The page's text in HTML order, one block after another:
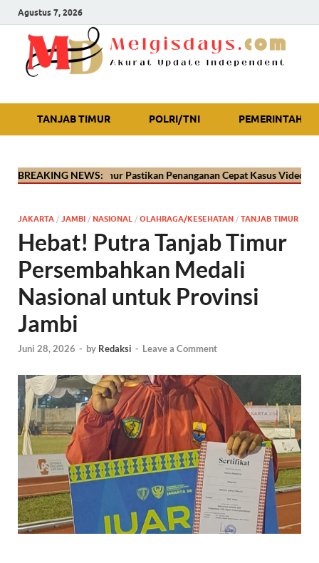
Agustus 7, 2026
Akurat Update Independent
TANJAB TIMUR POLRI/TNI PEMERINTAH
BREAKING NEWS:
Tanjab Timur Pastikan Penanganan Cepat Kasus Video Viral Oknum
JAKARTA / JAMBI / NASIONAL / OLAHRAGA/KESEHATAN / TANJAB TIMUR
Hebat! Putra Tanjab Timur
Persembahkan Medali
Nasional untuk Provinsi
Jambi
Juni 28, 2026 - by Redaksi - Leave a Comment